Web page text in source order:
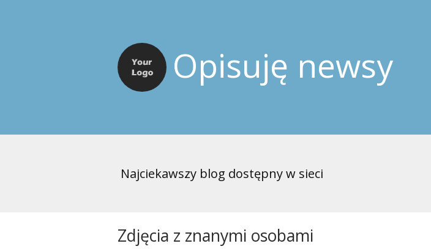
Opisuję newsy
Najciekawszy blog dostępny w sieci
Zdjęcia z znanymi osobami